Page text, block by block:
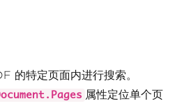
的特定页面内进行搜索。
属性定位单个页